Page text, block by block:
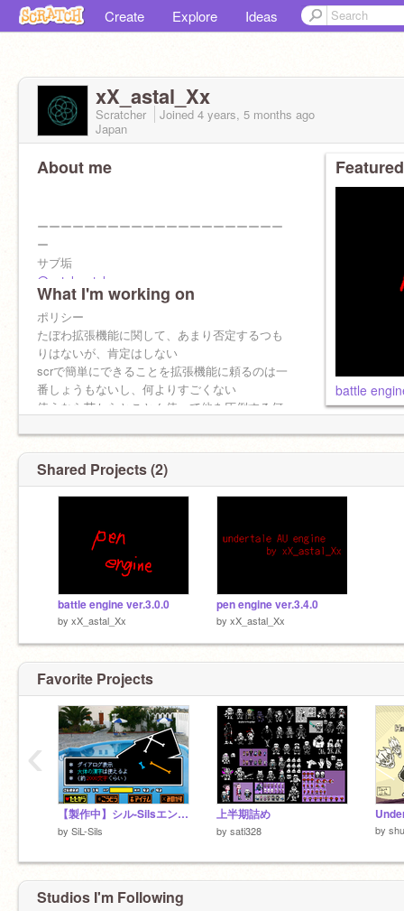
Create Explore Ideas
xX_astal_Xx
Scratcher Joined 4 years, 5 months ago
Japan
About me
ーーーーーーーーーーーーーーーーーーーーー
ー
サブ垢
@astal_astal
What I'm working on
ポリシー
たぼわ拡張機能に関して、あまり否定するつも
りはないが、肯定はしない
scrで簡単にできることを拡張機能に頼るのは一
番しょうもないし、何よりすごくない
使うなら芯からとことん使って他を圧倒する何
一回拡張機能ゴリゴリに使ってつよつよエンジ
ン作ってみようかな
battle
Shared Projects (2)
battle engine ver.3.0.0
by xX_astal_Xx
pen engine ver.3.4.0
by xX_astal_Xx
Favorite Projects
【製作中】シル-Silsエンジン
by SiL-Sils
上半期詰め
by sati328 by
‹
Studios I'm Following